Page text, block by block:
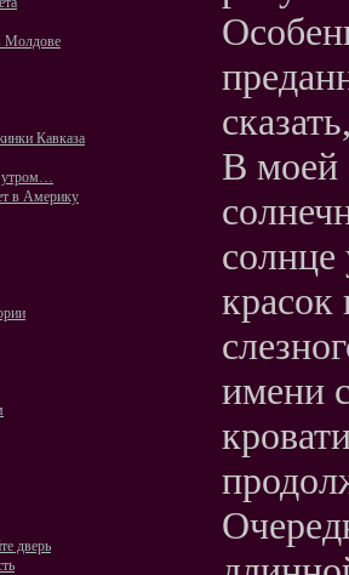
Молдове
Кавказа
утром…
в Америку
дверь
В моей
солнце
имени